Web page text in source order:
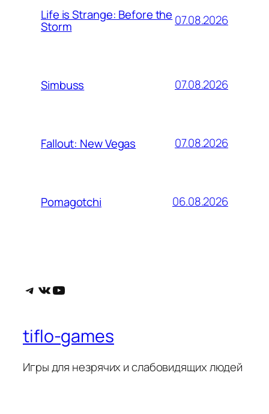
Life is Strange: Before the
Storm 07.08.2026
Simbuss 07.08.2026
Fallout: New Vegas 07.08.2026
Pomagotchi 06.08.2026
Telegram
ВКонтакте
YouTube
tiflo-games
Игры для незрячих и слабовидящих людей